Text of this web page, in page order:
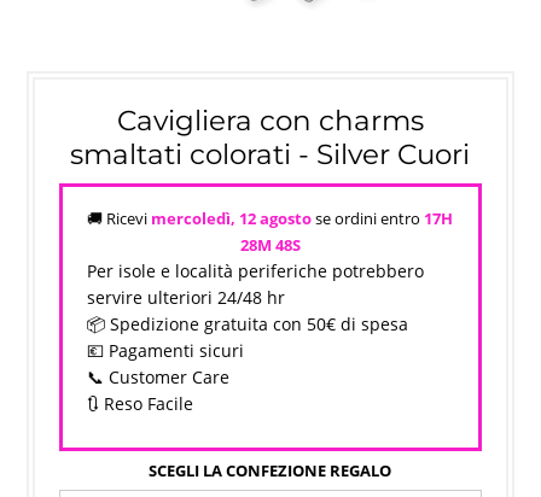
Cavigliera con charms
smaltati colorati - Silver Cuori
🚚 Ricevi mercoledì, 12 agostose ordini entro 17H
28M 47S
Per isole e località periferiche potrebbero
servire ulteriori 24/48 hr
📦 Spedizione gratuita con 50€ di spesa
💶 Pagamenti sicuri
📞 Customer Care
🔃 Reso Facile
SCEGLI LA CONFEZIONE REGALO